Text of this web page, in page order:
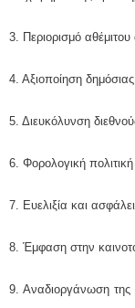
3. Περιορισμό
4. Αξιοποίηση
5. Διευκόλυνση
6. Φορολογική πολιτική
7. Ευελιξία και
8. Έμφαση στην
9. Αναδιοργάνωση της